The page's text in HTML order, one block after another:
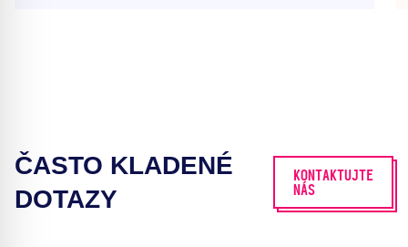
ČASTO KLADENÉ
DOTAZY
KONTAKTUJTE
NÁS